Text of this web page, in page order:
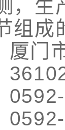
，生
组成
厦门